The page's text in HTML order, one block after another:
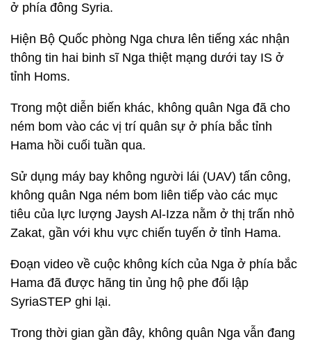
ở phía đông Syria.
Hiện Bộ Quốc phòng Nga chưa lên tiếng xác nhận
thông tin hai binh sĩ Nga thiệt mạng dưới tay IS ở
tỉnh Homs.
Trong một diễn biến khác, không quân Nga đã cho
ném bom vào các vị trí quân sự ở phía bắc tỉnh
Hama hồi cuối tuần qua.
Sử dụng máy bay không người lái (UAV) tấn công,
không quân Nga ném bom liên tiếp vào các mục
tiêu của lực lượng Jaysh Al-Izza nằm ở thị trấn nhỏ
Zakat, gần với khu vực chiến tuyến ở tỉnh Hama.
Đoạn video về cuộc không kích của Nga ở phía bắc
Hama đã được hãng tin ủng hộ phe đối lập
SyriaSTEP ghi lại.
Trong thời gian gần đây, không quân Nga vẫn đang